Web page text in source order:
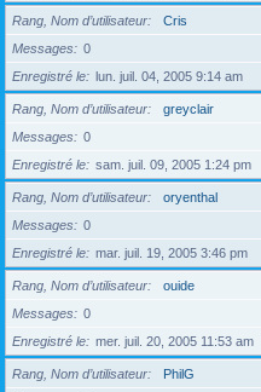
Rang, Nom d’utilisateur
Cris
Messages
0
Enregistré le
lun. juil. 04, 2005 9:14 am
Rang, Nom d’utilisateur
greyclair
Messages
0
Enregistré le
sam. juil. 09, 2005 1:24 pm
Rang, Nom d’utilisateur
oryenthal
Messages
0
Enregistré le
mar. juil. 19, 2005 3:46 pm
Rang, Nom d’utilisateur
ouide
Messages
0
Enregistré le
mer. juil. 20, 2005 11:53 am
Rang, Nom d’utilisateur
PhilG